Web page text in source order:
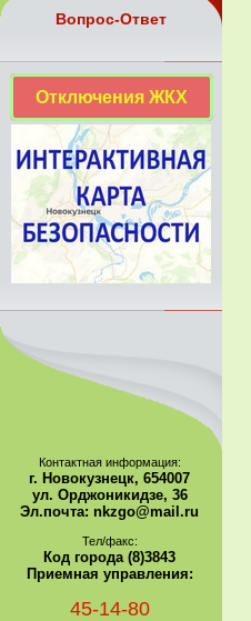
Вопрос-Ответ
Отключения ЖКХ
Контактная информация:
г. Новокузнецк, 654007
ул. Орджоникидзе, 36
Эл.почта: nkzgo@mail.ru
Тел/факс:
Код города (8)3843
Приемная управления:
45-14-80